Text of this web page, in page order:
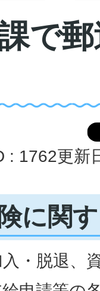
で
: 1762更新
に関
・脱退、